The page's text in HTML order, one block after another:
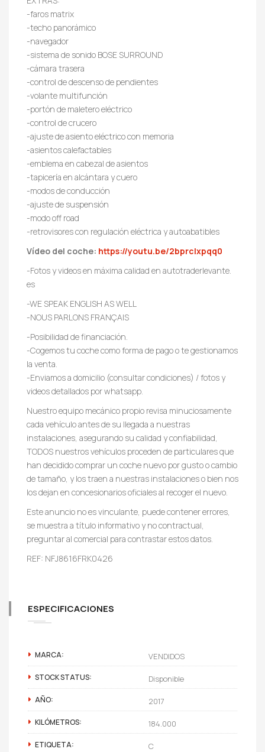
-faros matrix
-techo panorámico
-navegador
-sistema de sonido BOSE SURROUND
-cámara trasera
-control de descenso de pendientes
-volante multifunción
-portón de maletero eléctrico
-control de crucero
-ajuste de asiento eléctrico con memoria
-asientos calefactables
-emblema en cabezal de asientos
-tapicería en alcántara y cuero
-modos de conducción
-ajuste de suspensión
-modo off road
-retrovisores con regulación eléctrica y autoabatibles
Vídeo del coche: https://youtu.be/2bprclxpqq0
-Fotos y videos en máxima calidad en autotraderlevante.
es
-WE SPEAK ENGLISH AS WELL
-NOUS PARLONS FRANÇAIS
-Posibilidad de financiación.
-Cogemos tu coche como forma de pago o te gestionamos
la venta.
-Enviamos a domicilio (consultar condiciones) / fotos y
videos detallados por whatsapp.
Nuestro equipo mecánico propio revisa minuciosamente
cada vehículo antes de su llegada a nuestras
instalaciones, asegurando su calidad y confiabilidad,
TODOS nuestros vehículos proceden de particulares que
han decidido comprar un coche nuevo por gusto o cambio
de tamaño, y los traen a nuestras instalaciones o bien nos
los dejan en concesionarios oficiales al recoger el nuevo.
Este anuncio no es vinculante, puede contener errores,
se muestra a título informativo y no contractual,
preguntar al comercial para contrastar estos datos.
REF: NFJ8616FRK0426
ESPECIFICACIONES
MARCA: VENDIDOS
STOCK STATUS: Disponible
AÑO: 2017
KILÓMETROS: 184.000
ETIQUETA: C